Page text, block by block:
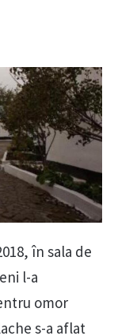
în sala de
l-a
omor
s-a aflat